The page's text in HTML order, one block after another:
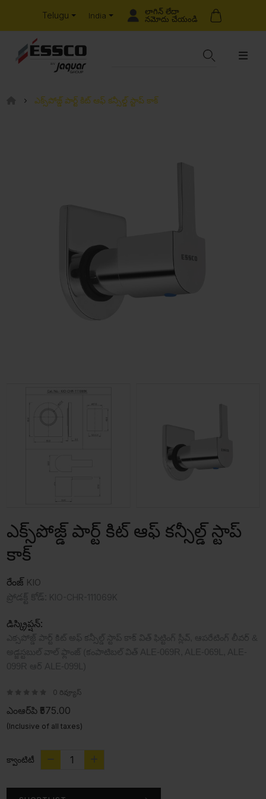
Telugu India
లాగిన్ లేదా
నమోదు చేయండి
ఎక్స్‌పోజ్డ్ పార్ట్ కిట్ ఆఫ్ కన్సీల్డ్ స్టాప్ కాక్
ఎక్స్‌పోజ్డ్ పార్ట్ కిట్ ఆఫ్ కన్సీల్డ్ స్టాప్
కాక్
రేంజ్ KIO
డిస్క్రిప్షన్:
0 రివ్యూస్
ఎంఆర్‌పి ₹575.00
(Inclusive of all taxes)
క్వాంటిటీ